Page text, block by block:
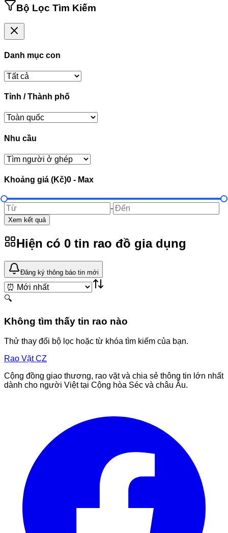
Bộ Lọc Tìm Kiếm
Danh mục con
Tỉnh / Thành phố
Nhu cầu
Khoảng giá (Kč)0 - Max
-
Xem kết quả
Hiện có 0 tin rao đồ gia dụng
Đăng ký thông báo tin mới
🔍
Không tìm thấy tin rao nào
Thử thay đổi bộ lọc hoặc từ khóa tìm kiếm của bạn.
Rao VặtCZ
Cộng đồng giao thương, rao vặt và chia sẻ thông tin lớn nhất
dành cho người Việt tại Cộng hòa Séc và châu Âu.